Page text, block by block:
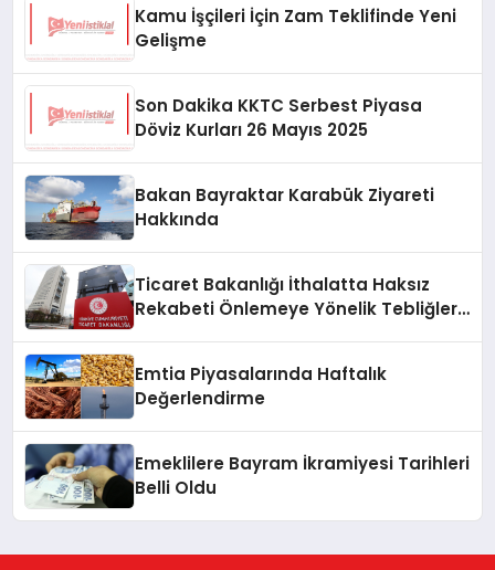
Kamu İşçileri İçin Zam Teklifinde Yeni
Gelişme
Son Dakika KKTC Serbest Piyasa
Döviz Kurları 26 Mayıs 2025
Bakan Bayraktar Karabük Ziyareti
Hakkında
Ticaret Bakanlığı İthalatta Haksız
Rekabeti Önlemeye Yönelik Tebliğleri
Emtia Piyasalarında Haftalık
Değerlendirme
Emeklilere Bayram İkramiyesi Tarihleri
Belli Oldu